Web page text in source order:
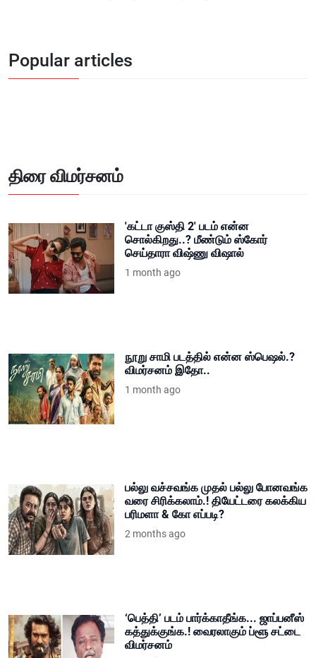
Popular articles
திரை விமர்சனம்
'கட்டா குஸ்தி 2' படம் என்ன
சொல்கிறது..? மீண்டும் ஸ்கோர்
செய்தாரா விஷ்ணு விஷால்
1 month ago
நூறு சாமி படத்தில் என்ன ஸ்பெஷல்.?
விமர்சனம் இதோ..
1 month ago
பல்லு வச்சவங்க முதல் பல்லு போனவங்க
வரை சிரிக்கலாம்.! தியேட்டரை கலக்கிய
பரிமளா & கோ எப்படி?
2 months ago
‘பெத்தி’ படம் பார்க்காதீங்க... ஜாப்பனீஸ்
கத்துக்குங்க.! வைரலாகும் ப்ளூ சட்டை
விமர்சனம்